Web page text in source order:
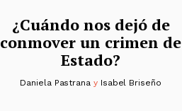
¿Cuándo nos dejó de
conmover un crimen de
Estado?
Daniela Pastrana y Isabel Briseño